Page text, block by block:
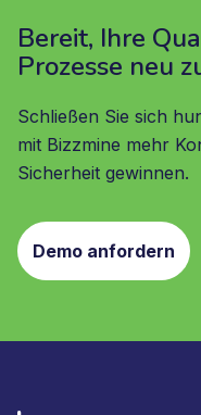
Bereit, Ihre
Prozesse neu
Schließen Sie sich
mit Bizzmine mehr
Sicherheit gewinnen.
Demo anfordern